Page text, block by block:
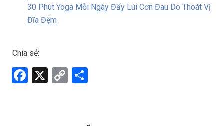
30 Phút Yoga Mỗi Ngày Đẩy Lùi Cơn Đau Do Thoát Vị
Đĩa Đệm
Chia sẻ:
F
X
C